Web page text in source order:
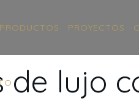
PRODUCTOS PROYECTOS
de lujo